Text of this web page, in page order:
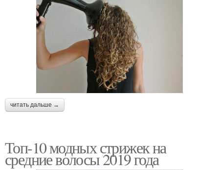
читать дальше →
Топ-10 модных стрижек на
средние волосы 2019 года